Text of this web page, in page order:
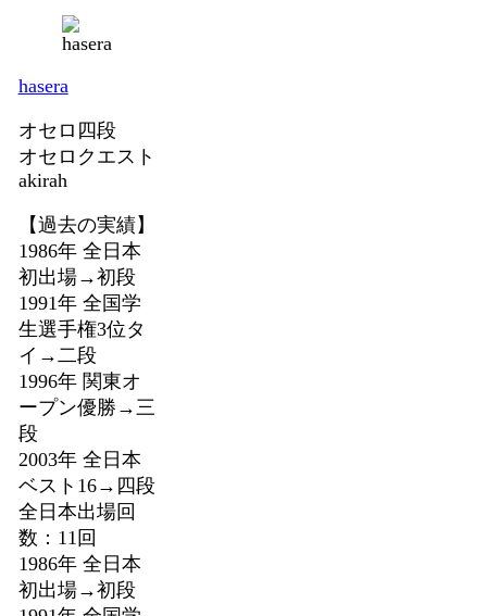
hasera
オセロ四段
オセロクエスト
akirah
【過去の実績】
1986年 全日本
初出場→初段
1991年 全国学
生選手権3位タ
イ→二段
1996年 関東オ
ープン優勝→三
段
2003年 全日本
ベスト16→四段
全日本出場回
数：11回
1986年 全日本
初出場→初段